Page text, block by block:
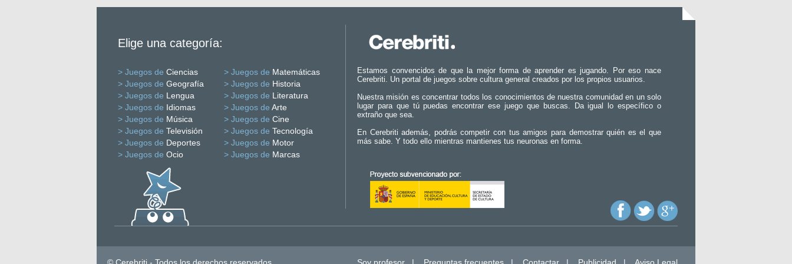
Elige una categoría:
> Juegos de Ciencias > Juegos de Matemáticas
> Juegos de Geografía > Juegos de Historia
> Juegos de Lengua > Juegos de Literatura
> Juegos de Idiomas > Juegos de Arte
> Juegos de Música > Juegos de Cine
> Juegos de Televisión > Juegos de Tecnología
> Juegos de Deportes > Juegos de Motor
> Juegos de Ocio > Juegos de Marcas
Estamos convencidos de que la mejor forma de aprender es jugando. Por eso nace
Cerebriti. Un portal de juegos sobre cultura general creados por los propios usuarios.
Nuestra misión es concentrar todos los conocimientos de nuestra comunidad en un solo
lugar para que tú puedas encontrar ese juego que buscas. Da igual lo específico o
extraño que sea.
En Cerebriti además, podrás competir con tus amigos para demostrar quién es el que
más sabe. Y todo ello mientras mantienes tus neuronas en forma.